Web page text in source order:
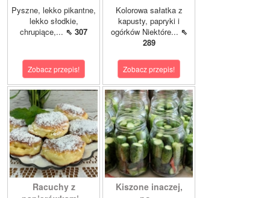
Pyszne, lekko pikantne,
lekko słodkie,
chrupiące,... ⇖ 307
Zobacz przepis!
Kolorowa sałatka z
kapusty, papryki i
ogórków Niektóre... ⇖
289
Zobacz przepis!
Racuchy z
Kiszone inaczej,